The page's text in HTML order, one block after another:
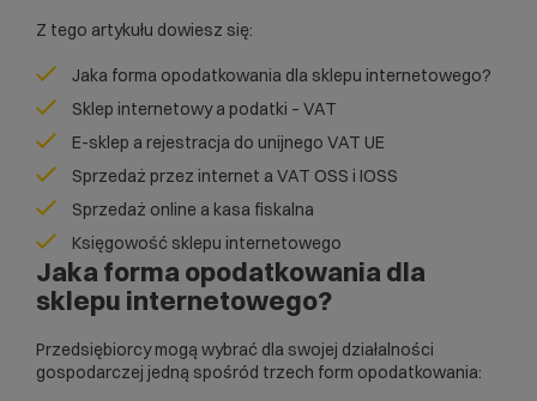
Z tego artykułu dowiesz się:
Jaka forma opodatkowania dla sklepu internetowego?
Sklep internetowy a podatki – VAT
E-sklep a rejestracja do unijnego VAT UE
Sprzedaż przez internet a VAT OSS i IOSS
Sprzedaż online a kasa fiskalna
Księgowość sklepu internetowego
Jaka forma opodatkowania dla
sklepu internetowego?
Przedsiębiorcy mogą wybrać dla swojej działalności
gospodarczej jedną spośród trzech form opodatkowania: